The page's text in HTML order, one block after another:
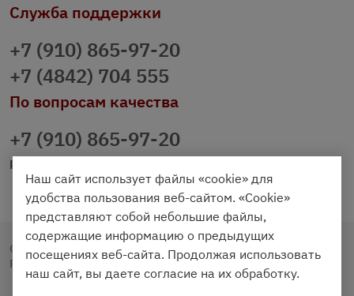
Служба поддержки
+7 (910) 865-97-20
+7 (4842) 704 555
По вопросам качества
+7 (910) 865-97-20
prazdnichniy40@palmi.ru
Copyright © 2020 - 2026. Праздничный Стол.
Разработка и продвижение - Vegas Studio
Наш сайт использует файлы «cookie» для
удобства пользования веб-сайтом. «Cookie»
представляют собой небольшие файлы,
содержащие информацию о предыдущих
посещениях веб-сайта. Продолжая использовать
наш сайт, вы даете согласие на их обработку.